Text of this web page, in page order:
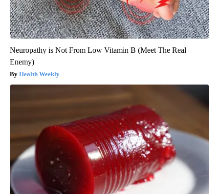
Neuropathy is Not From Low Vitamin B (Meet The Real
Enemy)
Health Weekly